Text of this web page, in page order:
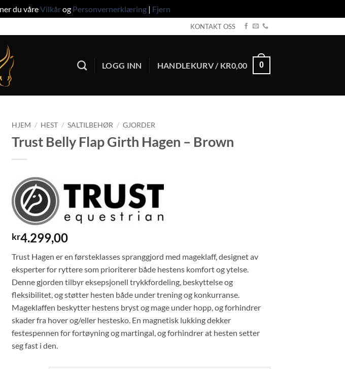
du våreVilkårog Personvernerklæring | Fjern
KONTAKT OSS
LOGG INN HANDLEKURV / KR0,00 0
HJEM / HEST / SALTILBEHØR / GJORDER
Trust Belly Flap Girth Hagen – Brown
kr4.299,00
Trust Hagen er en førsteklasses spranggjord med mageklaff, designet av
eksperter for ryttere som prioriterer både hestens komfort og ytelse.
Denne gjorden tilbyr eksepsjonell trykkfordeling, beskyttelse og
fleksibilitet, og støtter hesten både under trening og konkurranse.
Mageklaffen beskytter hestens bryst og mage under hopp, og forhindrer
skader fra hover og/eller hestesko. En magnetisk lukking dekker
festespennen for fortøyning og martingal, og forhindrer at hesten setter
seg fast i den.